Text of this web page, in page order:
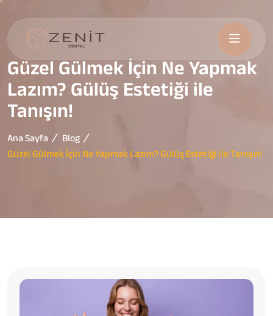
Güzel Gülmek İçin Ne Yapmak
Lazım? Gülüş Estetiği ile
Tanışın!
Ana Sayfa
Blog
Güzel Gülmek İçin Ne Yapmak Lazım? Gülüş Estetiği ile Tanışın!